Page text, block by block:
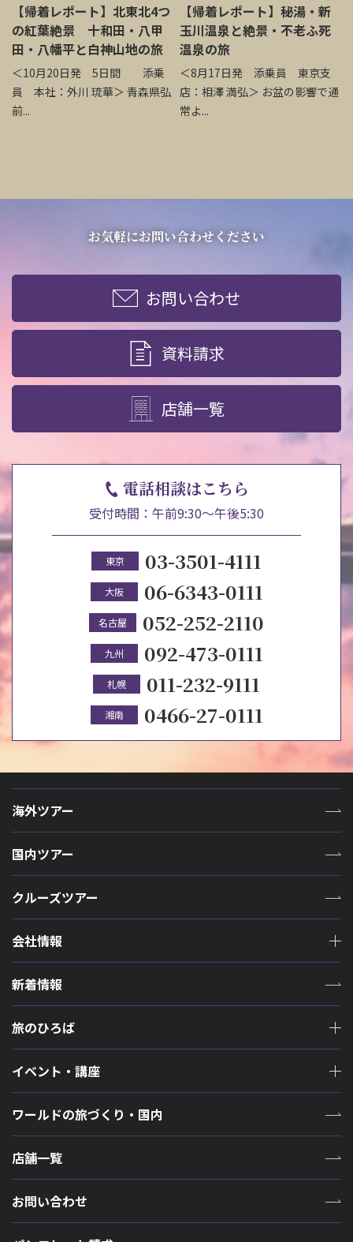
【帰着レポート】北東北4つ
の紅葉絶景 十和田・八甲
田・八幡平と白神山地の旅
＜10月20日発 5日間 添乗
員 本社：外川 琉華＞ 青森県弘
前...
【帰着レポート】秘湯・新
玉川温泉と絶景・不老ふ死
温泉の旅
＜8月17日発 添乗員 東京支
店：相澤 満弘＞ お盆の影響で通
常よ...
お気軽にお問い合わせください
お問い合わせ
資料請求
店舗一覧
電話相談はこちら
受付時間：午前9:30～午後5:30
東京 03-3501-4111
大阪 06-6343-0111
名古屋 052-252-2110
九州 092-473-0111
札幌 011-232-9111
湘南 0466-27-0111
海外ツアー
国内ツアー
クルーズツアー
会社情報
新着情報
旅のひろば
イベント・講座
ワールドの旅づくり・国内
店舗一覧
お問い合わせ